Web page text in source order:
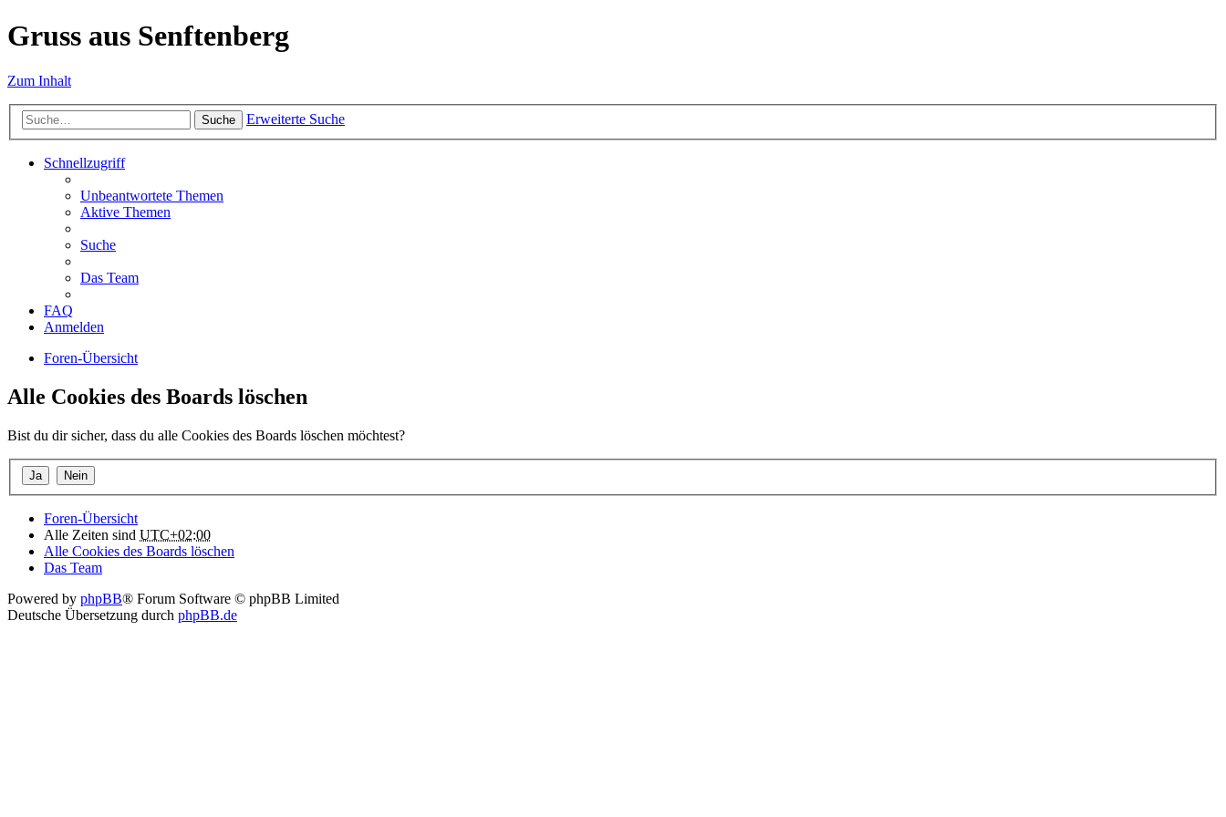
Gruss aus Senftenberg
Zum Inhalt
Suche Erweiterte Suche
Schnellzugriff
Unbeantwortete Themen
Aktive Themen
Suche
Das Team
FAQ
Anmelden
Foren-Übersicht
Alle Cookies des Boards löschen
Bist du dir sicher, dass du alle Cookies des Boards löschen möchtest?
Foren-Übersicht
Alle Zeiten sind UTC+02:00
Alle Cookies des Boards löschen
Das Team
Powered by phpBB® Forum Software © phpBB Limited
Deutsche Übersetzung durch phpBB.de